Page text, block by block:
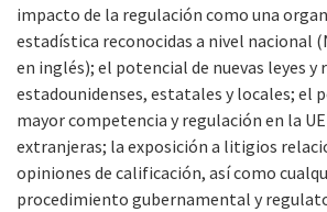
impacto de la regulación como una
estadística reconocidas a nivel nacional
en inglés); el potencial de nuevas leyes y
estadounidenses, estatales y locales; el
mayor competencia y regulación en la
extranjeras; la exposición a litigios
opiniones de calificación, así como
procedimiento gubernamental y